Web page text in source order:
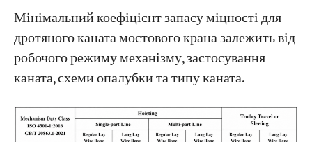
Мінімальний коефіцієнт запасу міцності для
дротяного каната мостового крана залежить від
робочого режиму механізму, застосування
каната, схеми опалубки та типу каната.